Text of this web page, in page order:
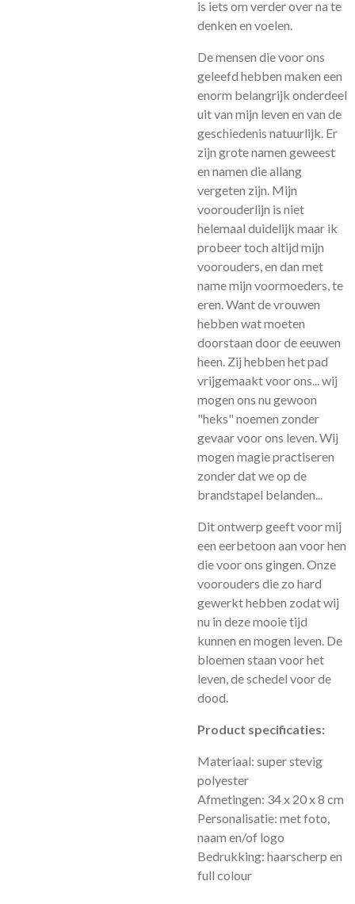
is iets om verder over na te
denken en voelen.
De mensen die voor ons
geleefd hebben maken een
enorm belangrijk onderdeel
uit van mijn leven en van de
geschiedenis natuurlijk. Er
zijn grote namen geweest
en namen die allang
vergeten zijn. Mijn
voorouderlijn is niet
helemaal duidelijk maar ik
probeer toch altijd mijn
voorouders, en dan met
name mijn voormoeders, te
eren. Want de vrouwen
hebben wat moeten
doorstaan door de eeuwen
heen. Zij hebben het pad
vrijgemaakt voor ons... wij
mogen ons nu gewoon
"heks" noemen zonder
gevaar voor ons leven. Wij
mogen magie practiseren
zonder dat we op de
brandstapel belanden...
Dit ontwerp geeft voor mij
een eerbetoon aan voor hen
die voor ons gingen. Onze
voorouders die zo hard
gewerkt hebben zodat wij
nu in deze mooie tijd
kunnen en mogen leven. De
bloemen staan voor het
leven, de schedel voor de
dood.
Product specificaties:
Materiaal: super stevig
polyester
Afmetingen: 34 x 20 x 8 cm
Personalisatie: met foto,
naam en/of logo
Bedrukking: haarscherp en
full colour